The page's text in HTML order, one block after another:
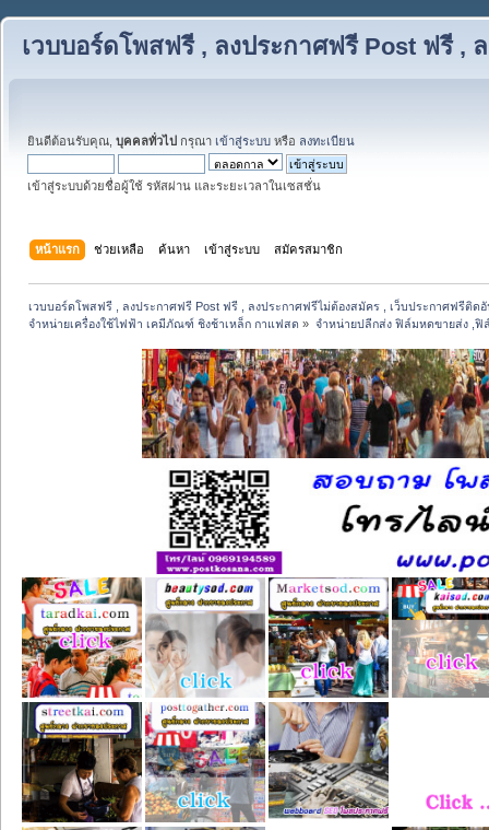
เวบบอร์ดโพสฟรี , ลงประกาศฟรี Post ฟรี ,
ยินดีต้อนรับคุณ, บุคคลทั่วไป กรุณา เข้าสู่ระบบ หรือ ลงทะเบียน
เข้าสู่ระบบด้วยชื่อผู้ใช้ รหัสผ่าน และระยะเวลาในเซสชั่น
หน้าแรก ช่วยเหลือ ค้นหา เข้าสู่ระบบ สมัครสมาชิก
เวบบอร์ดโพสฟรี , ลงประกาศฟรี Post ฟรี , ลงประกาศฟรีไม่ต้องสมัคร , เว็บประกาศฟรีติด
จำหน่ายเครื่องใช้ไฟฟ้า เคมีภัณฑ์ ชิงช้าเหล็ก กาแฟสด » จำหน่ายปลีกส่ง ฟิล์มหดขายส่ง ,ฟิ